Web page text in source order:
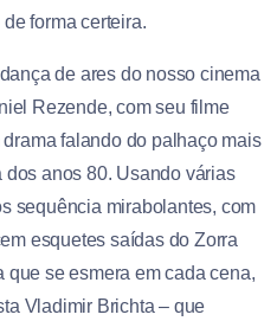
forma certeira.
de ares do nosso cinema
Rezende, com seu filme
falando do palhaço mais
anos 80. Usando várias
sequência mirabolantes, com
esquetes saídas do Zorra
que se esmera em cada cena,
Vladimir Brichta – que